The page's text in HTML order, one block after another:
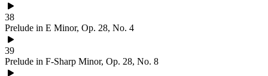
38
Prelude in E Minor, Op. 28, No. 4
39
Prelude in F-Sharp Minor, Op. 28, No. 8